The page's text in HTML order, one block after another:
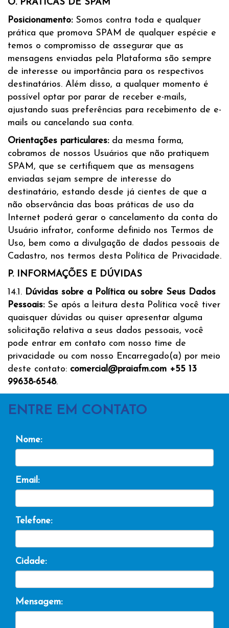
O. PRÁTICAS DE SPAM
Posicionamento:Somos contra toda e qualquer
prática que promova SPAM de qualquer espécie e
temos o compromisso de assegurar que as
mensagens enviadas pela Plataforma são sempre
de interesse ou importância para os respectivos
destinatários. Além disso, a qualquer momento é
possível optar por parar de receber e-mails,
ajustando suas preferências para recebimento de e-
mails ou cancelando sua conta.
Orientações particulares:da mesma forma,
cobramos de nossos Usuários que não pratiquem
SPAM, que se certifiquem que as mensagens
enviadas sejam sempre de interesse do
destinatário, estando desde já cientes de que a
não observância das boas práticas de uso da
Internet poderá gerar o cancelamento da conta do
Usuário infrator, conforme definido nos Termos de
Uso, bem como a divulgação de dados pessoais de
Cadastro, nos termos desta Política de Privacidade.
P. INFORMAÇÕES E DÚVIDAS
14.1. Dúvidas sobre a Política ou sobre Seus Dados
Pessoais:Se após a leitura desta Política você tiver
quaisquer dúvidas ou quiser apresentar alguma
solicitação relativa a seus dados pessoais, você
pode entrar em contato com nosso time de
privacidade ou com nosso Encarregado(a) por meio
deste contato: comercial@praiafm.com +55 13
99638-6548.
ENTRE EM CONTATO
Nome:
Email:
Telefone:
Cidade:
Mensagem: